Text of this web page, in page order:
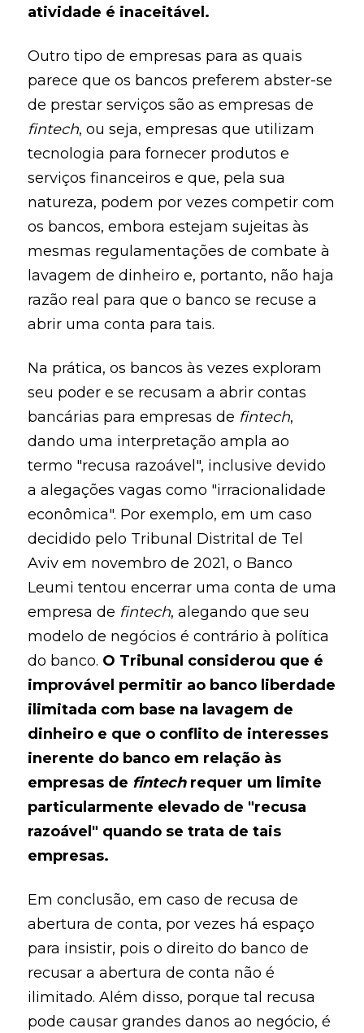
atividade é inaceitável.
Outro tipo de empresas para as quais
parece que os bancos preferem abster-se
de prestar serviços são as empresas de
fintech, ou seja, empresas que utilizam
tecnologia para fornecer produtos e
serviços financeiros e que, pela sua
natureza, podem por vezes competir com
os bancos, embora estejam sujeitas às
mesmas regulamentações de combate à
lavagem de dinheiro e, portanto, não haja
razão real para que o banco se recuse a
abrir uma conta para tais.
Na prática, os bancos às vezes exploram
seu poder e se recusam a abrir contas
bancárias para empresas de fintech,
dando uma interpretação ampla ao
termo "recusa razoável", inclusive devido
a alegações vagas como "irracionalidade
econômica". Por exemplo, em um caso
decidido pelo Tribunal Distrital de Tel
Aviv em novembro de 2021, o Banco
Leumi tentou encerrar uma conta de uma
empresa de fintech, alegando que seu
modelo de negócios é contrário à política
do banco. O Tribunal considerou que é
improvável permitir ao banco liberdade
ilimitada com base na lavagem de
dinheiro e que o conflito de interesses
inerente do banco em relação às
empresas de fintechrequer um limite
particularmente elevado de "recusa
razoável" quando se trata de tais
empresas.
Em conclusão, em caso de recusa de
abertura de conta, por vezes há espaço
para insistir, pois o direito do banco de
recusar a abertura de conta não é
ilimitado. Além disso, porque tal recusa
pode causar grandes danos ao negócio, é